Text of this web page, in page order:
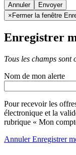
Annuler
× Fermer la fenêtre
Enregistrer
Tous les champs sont
Nom de mon alerte
Pour recevoir les
électronique et la
rubrique « Mon
AnnulerEnregistrer